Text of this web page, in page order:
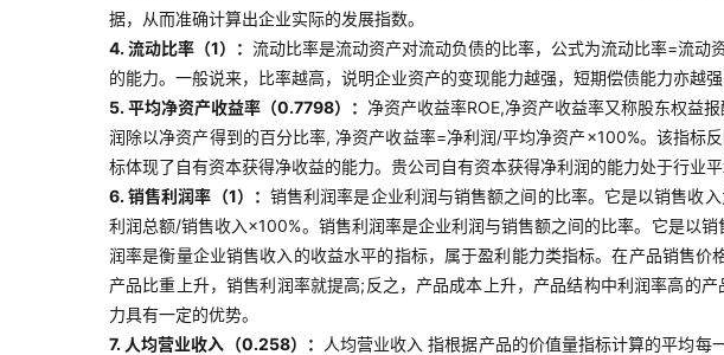
据，从而准确计算出企业实际的发展指数。
4. 流动比率（1）： 流动比率是流动资产对流动负债的比率，公式为流动比率=流
的能力。一般说来，比率越高，说明企业资产的变现能力越强，短期偿债能力亦越
5. 平均净资产收益率（0.7798）： 净资产收益率ROE,净资产收益率又称股东权益
润除以净资产得到的百分比率, 净资产收益率=净利润/平均净资产×100%。该指标
标体现了自有资本获得净收益的能力。贵公司自有资本获得净利润的能力处于行业
6. 销售利润率（1）： 销售利润率是企业利润与销售额之间的比率。它是以销售收
利润总额/销售收入×100%。销售利润率是企业利润与销售额之间的比率。它是以
润率是衡量企业销售收入的收益水平的指标，属于盈利能力类指标。在产品销售
产品比重上升，销售利润率就提高;反之，产品成本上升，产品结构中利润率高的
力具有一定的优势。
7. 人均营业收入（0.258）：
人均营业收入 指根据产品的价值量指标计算的平均